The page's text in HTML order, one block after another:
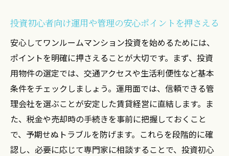
投資初心者向け運用や管理の安心ポイントを押さえる
安心してワンルームマンション投資を始めるためには、
ポイントを明確に押さえることが大切です。まず、投資
用物件の選定では、交通アクセスや生活利便性など基本
条件をチェックしましょう。運用面では、信頼できる管
理会社を選ぶことが安定した賃貸経営に直結します。ま
た、税金や売却時の手続きを事前に把握しておくこと
で、予期せぬトラブルを防げます。これらを段階的に確
認し、必要に応じて専門家に相談することで、投資初心